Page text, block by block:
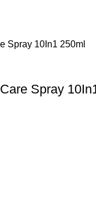
Spray